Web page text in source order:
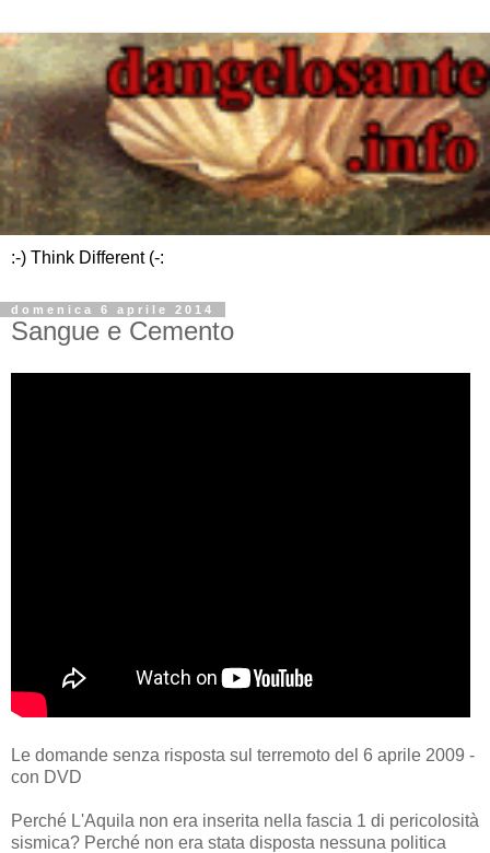
:-) Think Different (-:
domenica 6 aprile 2014
Sangue e Cemento
Le domande senza risposta sul terremoto del 6 aprile 2009 -
con DVD
Perché L'Aquila non era inserita nella fascia 1 di pericolosità
sismica? Perché non era stata disposta nessuna politica